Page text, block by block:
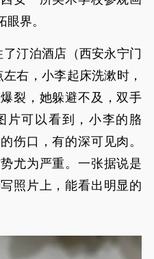
界。
汀泊酒店（西安永宁门
右，小李起床洗漱时，
裂，她躲避不及，双手
片可以看到，小李的胳
伤口，有的深可见肉。
尤为严重。一张据说是
照片上，能看出明显的